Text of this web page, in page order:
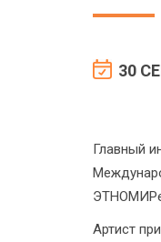
30
Главный
ЭТНОМИРе
Артист